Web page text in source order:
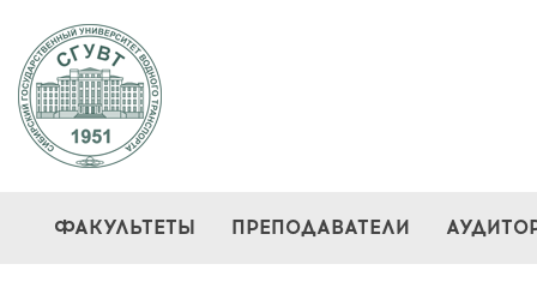
ФАКУЛЬТЕТЫ ПРЕПОДАВАТЕЛИ